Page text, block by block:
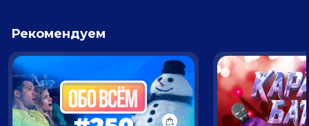
Рекомендуем